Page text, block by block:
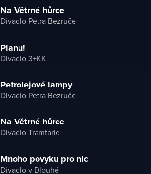
Na Větrné hůrce
Divadlo Petra Bezruče
Planu!
Divadlo 3+KK
Petrolejové lampy
Divadlo Petra Bezruče
Na Větrné hůrce
Divadlo Tramtarie
Mnoho povyku pro nic
Divadlo v Dlouhé